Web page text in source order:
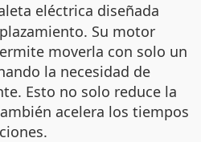
eléctrica diseñada
Su motor
moverla con solo un
la necesidad de
Esto no solo reduce la
acelera los tiempos